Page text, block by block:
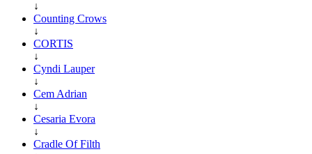
↓
Counting Crows
↓
CORTIS
↓
Cyndi Lauper
↓
Cem Adrian
↓
Cesaria Evora
↓
Cradle Of Filth